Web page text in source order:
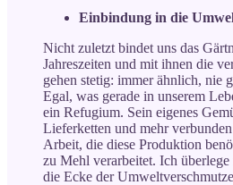
Einbindung in die
Nicht zuletzt bindet uns das
Jahreszeiten und mit ihnen die
gehen stetig: immer ähnlich, nie
Egal, was gerade in unserem
ein Refugium. Sein eigenes
Lieferketten und mehr
Arbeit, die diese Produktion
zu Mehl verarbeitet. Ich
die Ecke der